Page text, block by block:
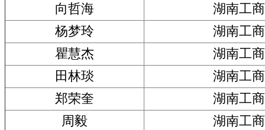
向哲海
湖南工
杨梦玲
湖南工
瞿慧杰
湖南工
田林琰
湖南工
郑荣奎
湖南工
周毅
湖南工